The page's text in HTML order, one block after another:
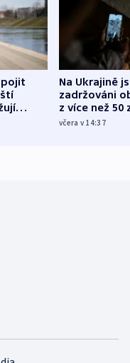
Na Ukrajině
zadržováni
z více než 50
Bojovali na
včera v 14:37